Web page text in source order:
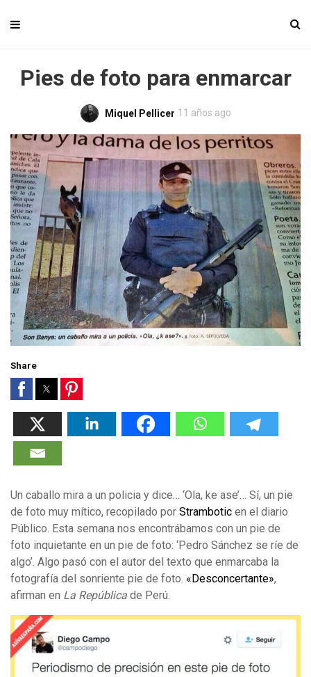
Pies de foto para enmarcar
Miquel Pellicer 11 años ago
Share
Un caballo mira a un policia y dice… ‘Ola, ke ase’… Sí, un pie
de foto muy mítico, recopilado por Strambotic en el diario
Público. Esta semana nos encontrábamos con un pie de
foto inquietante en un pie de foto: ‘Pedro Sánchez se ríe de
algo’. Algo pasó con el autor del texto que enmarcaba la
fotografía del sonriente pie de foto. «Desconcertante»,
afirman en La República de Perú.